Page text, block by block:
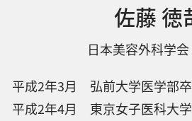
佐藤 徳
日本美容外科学
平成2年3月
弘前大学医学部
平成2年4月
東京女子医科大